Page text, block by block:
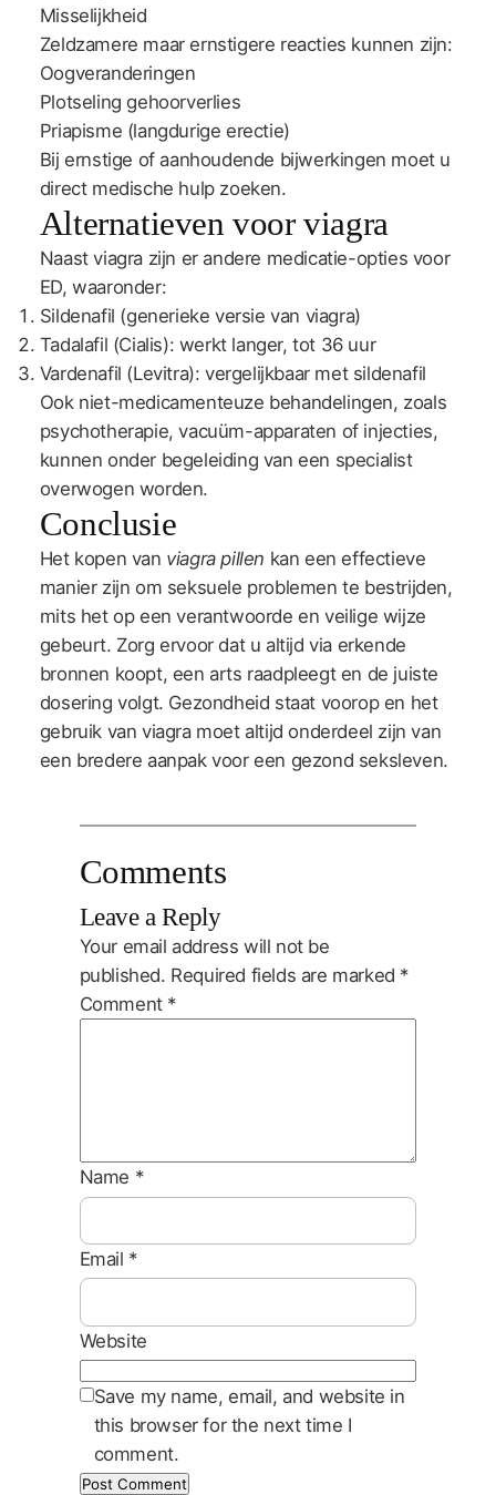
Misselijkheid
Zeldzamere maar ernstigere reacties kunnen zijn:
Oogveranderingen
Plotseling gehoorverlies
Priapisme (langdurige erectie)
Bij ernstige of aanhoudende bijwerkingen moet u
direct medische hulp zoeken.
Alternatieven voor viagra
Naast viagra zijn er andere medicatie-opties voor
ED, waaronder:
Sildenafil (generieke versie van viagra)
Tadalafil (Cialis): werkt langer, tot 36 uur
Vardenafil (Levitra): vergelijkbaar met sildenafil
Ook niet-medicamenteuze behandelingen, zoals
psychotherapie, vacuüm-apparaten of injecties,
kunnen onder begeleiding van een specialist
overwogen worden.
Conclusie
Het kopen van viagra pillen kan een effectieve
manier zijn om seksuele problemen te bestrijden,
mits het op een verantwoorde en veilige wijze
gebeurt. Zorg ervoor dat u altijd via erkende
bronnen koopt, een arts raadpleegt en de juiste
dosering volgt. Gezondheid staat voorop en het
gebruik van viagra moet altijd onderdeel zijn van
een bredere aanpak voor een gezond seksleven.
Comments
Leave a Reply
Your email address will not be
published. Required fields are marked *
Comment *
Name *
Email *
Website
Save my name, email, and website in
this browser for the next time I
comment.